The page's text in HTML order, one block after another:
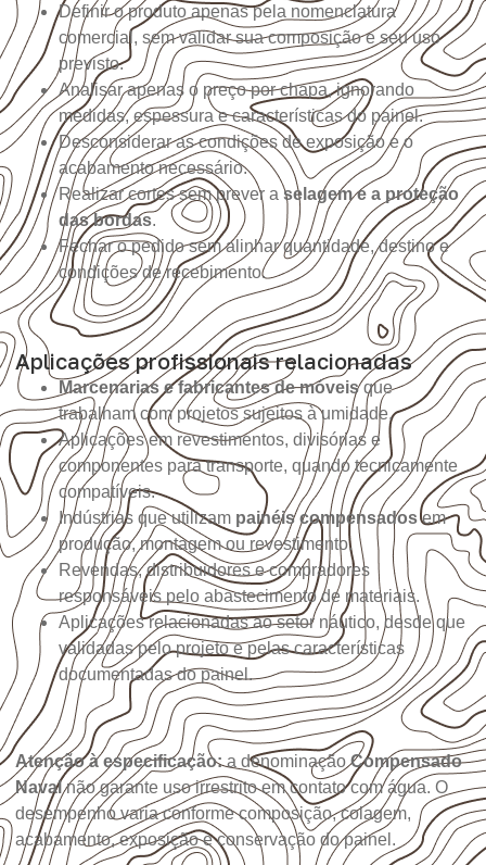
Definir o produto apenas pela nomenclatura
comercial, sem validar sua composição e seu uso
previsto.
Analisar apenas o preço por chapa, ignorando
medidas, espessura e características do painel.
Desconsiderar as condições de exposição e o
acabamento necessário.
Realizar cortes sem prever a selagem e a proteção
das bordas.
Fechar o pedido sem alinhar quantidade, destino e
condições de recebimento.
Aplicações profissionais relacionadas
Marcenarias e fabricantes de móveisque
trabalham com projetos sujeitos à umidade.
Aplicações em revestimentos, divisórias e
componentes para transporte, quando tecnicamente
compatíveis.
Indústrias que utilizam painéis compensadosem
produção, montagem ou revestimento.
Revendas, distribuidores e compradores
responsáveis pelo abastecimento de materiais.
Aplicações relacionadas ao setor náutico, desde que
validadas pelo projeto e pelas características
documentadas do painel.
Atenção à especificação:a denominaçãoCompensado
Navalnão garante uso irrestrito em contato com água. O
desempenho varia conforme composição, colagem,
acabamento, exposição e conservação do painel.